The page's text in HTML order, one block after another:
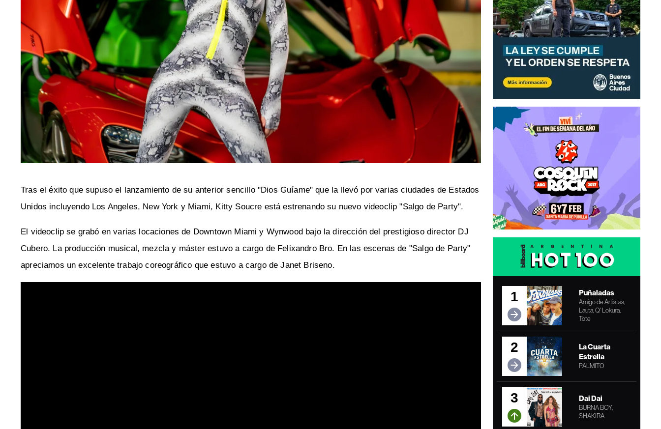
Tras el éxito que supuso el lanzamiento de su anterior sencillo "Dios Guíame" que la llevó por varias ciudades de Estados
Unidos incluyendo Los Angeles, New York y Miami, Kitty Soucre está estrenando su nuevo videoclip "Salgo de Party".
El videoclip se grabó en varias locaciones de Downtown Miami y Wynwood bajo la dirección del prestigioso director DJ
Cubero. La producción musical, mezcla y máster estuvo a cargo de Felixandro Bro. En las escenas de "Salgo de Party"
apreciamos un excelente trabajo coreográfico que estuvo a cargo de Janet Briseno.
1 Puñaladas
Amigo de Artistas,
Lauta, Q' Lokura,
Tote
2
La Cuarta
Estrella
PALMITO
3 Dai Dai
BURNA BOY,
SHAKIRA